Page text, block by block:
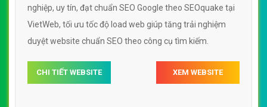
nghiệp, uy tín, đạt chuẩn SEO Google theo SEOquake tại
VietWeb, tối ưu tốc độ load web giúp tăng trải nghiệm
duyệt website chuẩn SEO theo công cụ tìm kiếm.
CHI TIẾT WEBSITE XEM WEBSITE